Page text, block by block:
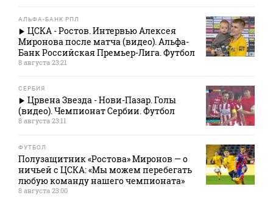
АЛЬФА-БАНК РПЛ
ЦСКА - Ростов. Интервью Алексея
Миронова после матча (видео). Альфа-
Банк Российская Премьер-Лига. Футбол
8 августа 23:21
СЕРБИЯ
Црвена Звезда - Нови-Пазар. Голы
(видео). Чемпионат Сербии. Футбол
8 августа 23:11
ФУТБОЛ
Полузащитник «Ростова» Миронов — о
ничьей с ЦСКА: «Мы можем перебегать
любую команду нашего чемпионата»
8 августа 23:00